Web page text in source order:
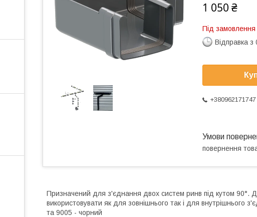
1 050 ₴
Під замовлення
Відправка з
+380962171747
повернення
Призначений для з'єднання двох систем ринв під кутом 90°.
використовувати як для зовнішнього так і для внутрішнього
та 9005 - чорний